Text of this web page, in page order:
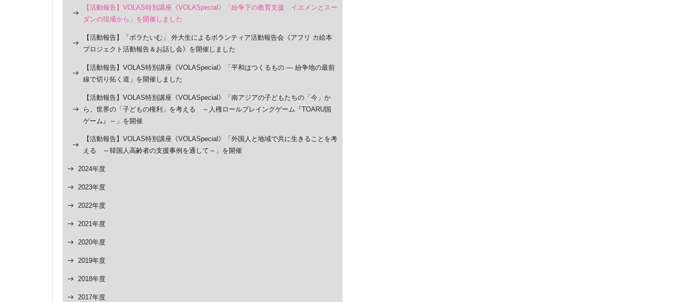
【活動報告】VOLAS特別講座《VOLASpecial》「紛争下の教育支援 イエメンとスー
ダンの現場から」を開催しました
【活動報告】「ボラたいむ」 外大生によるボランティア活動報告会《アフリ カ絵本
プロジェクト活動報告＆お話し会》を開催しました
【活動報告】VOLAS特別講座《VOLASpecial》「平和はつくるもの ― 紛争地の最前
線で切り拓く道」を開催しました
【活動報告】VOLAS特別講座《VOLASpecial》「南アジアの子どもたちの「今」か
ら、世界の「子どもの権利」を考える ～人権ロールプレイングゲーム『TOARU国
ゲーム』～」を開催
【活動報告】VOLAS特別講座《VOLASpecial》「外国人と地域で共に生きることを考
える ～韓国人高齢者の支援事例を通して～」を開催
2024年度
2023年度
2022年度
2021年度
2020年度
2019年度
2018年度
2017年度